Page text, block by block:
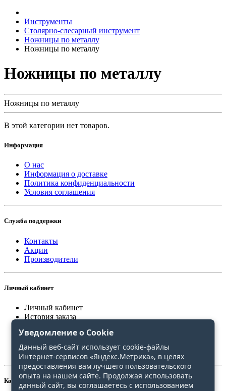
Инструменты
Столярно-слесарный инструмент
Ножницы по металлу
Ножницы по металлу
Ножницы по металлу
Ножницы по металлу
В этой категории нет товаров.
Информация
О нас
Информация о доставке
Политика конфиденциальности
Условия соглашения
Служба поддержки
Контакты
Акции
Производители
Личный кабинет
Личный кабинет
История заказа
Сравнение
Контакты
Уведомление о Cookie
Данный веб-сайт использует cookie-файлы
Интернет-сервисов «Яндекс.Метрика», в целях
предоставления вам лучшего пользовательского
опыта на нашем сайте. Продолжая использовать
данный сайт, вы соглашаетесь с использованием